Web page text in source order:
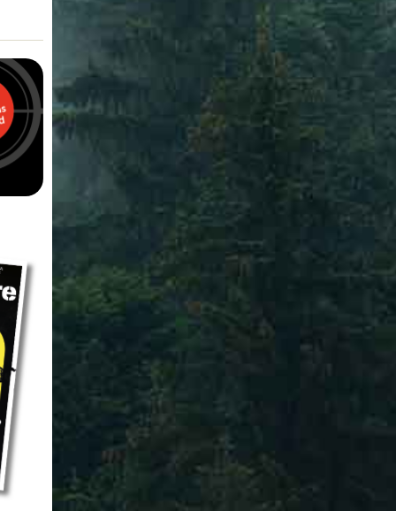
PFAS: Ät inte vildsvin och